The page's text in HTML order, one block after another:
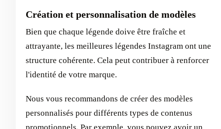
Création et personnalisation de modèles
Bien que chaque légende doive être fraîche et
attrayante, les meilleures légendes Instagram ont une
structure cohérente. Cela peut contribuer à renforcer
l'identité de votre marque.
Nous vous recommandons de créer des modèles
personnalisés pour différents types de contenus
promotionnels. Par exemple, vous pouvez avoir un